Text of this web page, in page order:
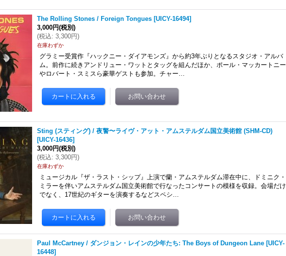
The Rolling Stones / Foreign Tongues [UICY-16494]
3,000円(税別)
(税込: 3,300円)
在庫わずか
グラミー受賞作『ハックニー・ダイアモンズ』から約3年ぶりとなるスタジオ・アルバ
ム。前作に続きアンドリュー・ワットとタッグを組んだほか、ポール・マッカートニー
やロバート・スミスら豪華ゲストも参加。チャー…
Sting (スティング) / 夜警〜ライヴ・アット・アムステルダム国立美術館 (SHM-CD)
[UICY-16436]
3,000円(税別)
(税込: 3,300円)
在庫わずか
ミュージカル『ザ・ラスト・シップ』上演で蘭・アムステルダム滞在中に、ドミニク・
ミラーを伴いアムステルダム国立美術館で行なったコンサートの模様を収録。会場だけ
でなく、17世紀のギターを演奏するなどスペシ…
Paul McCartney / ダンジョン・レインの少年たち: The Boys of Dungeon Lane [UICY-
16448]